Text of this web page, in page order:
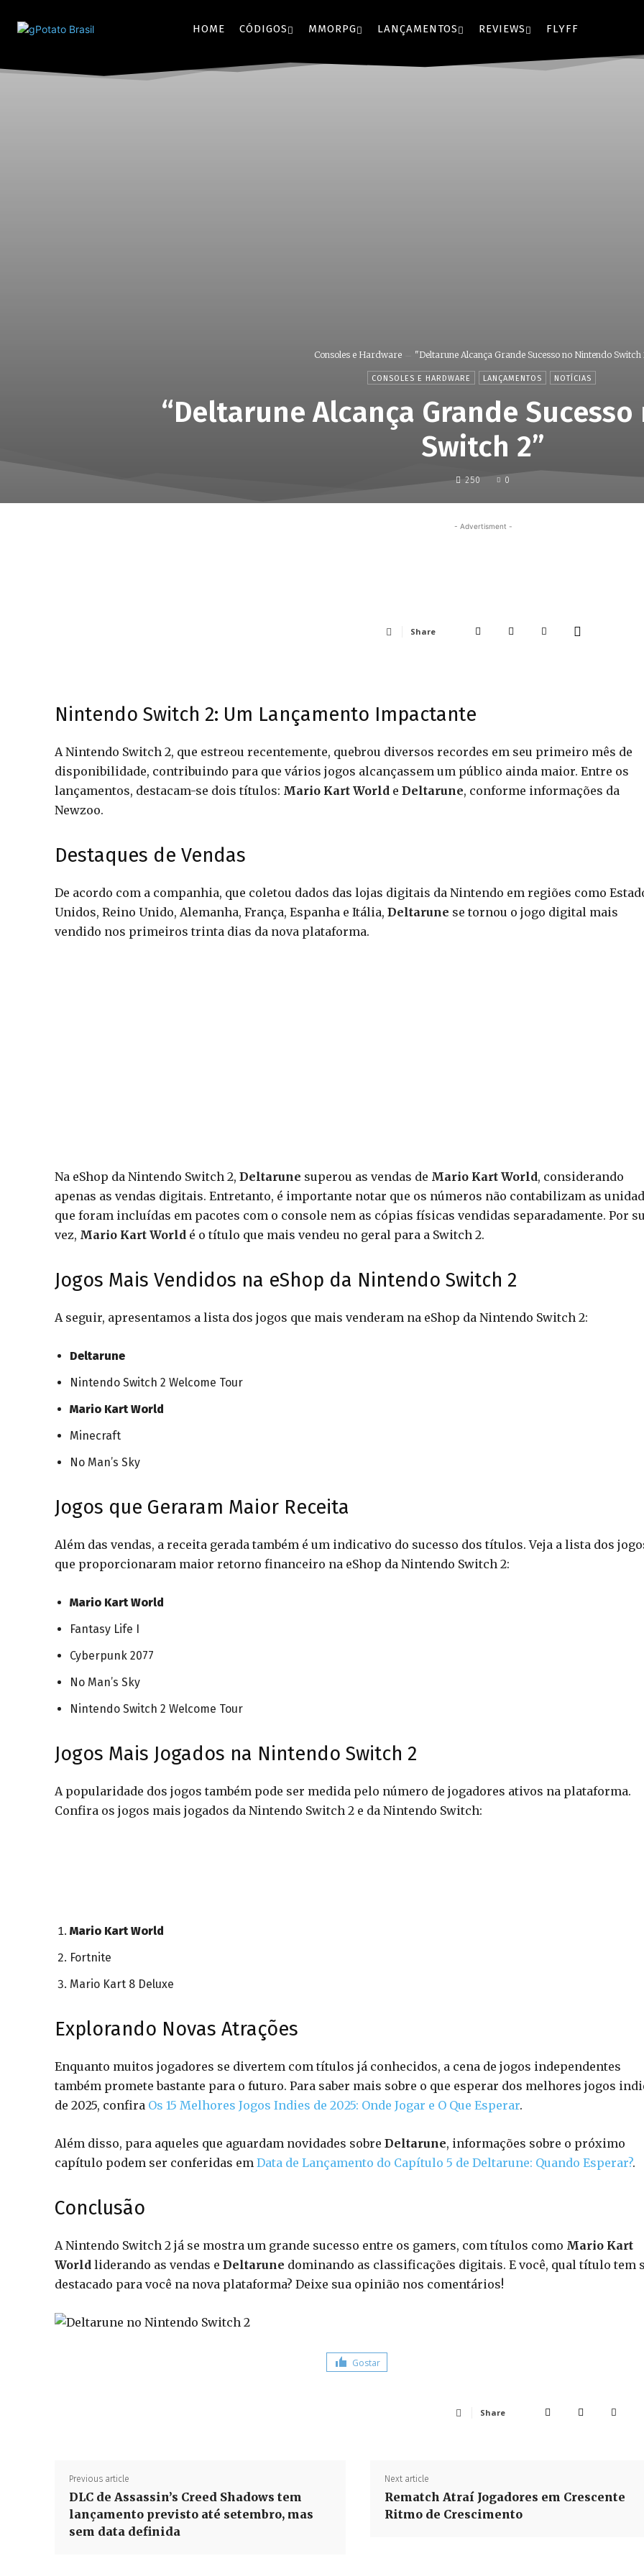
HOME CÓDIGOS MMORPG LANÇAMENTOS REVIEWS FLYFF
Consoles e Hardware "Deltarune Alcança Grande Sucesso no Nintendo Switch
CONSOLES E HARDWARE LANÇAMENTOS NOTÍCIAS
“Deltarune Alcança Grande
Switch 2”
250 0
- Advertisment -
Share
Nintendo Switch 2: Um Lançamento Impactante
A Nintendo Switch 2, que estreou recentemente, quebrou diversos recordes em seu primeiro mês de
disponibilidade, contribuindo para que vários jogos alcançassem um público ainda maior. Entre os
lançamentos, destacam-se dois títulos: Mario Kart World e Deltarune, conforme informações da
Newzoo.
Destaques de Vendas
De acordo com a companhia, que coletou dados das lojas digitais da Nintendo em regiões como
Unidos, Reino Unido, Alemanha, França, Espanha e Itália, Deltarune se tornou o jogo digital mais
vendido nos primeiros trinta dias da nova plataforma.
Na eShop da Nintendo Switch 2, Deltarune superou as vendas de Mario Kart World, considerando
apenas as vendas digitais. Entretanto, é importante notar que os números não contabilizam as
que foram incluídas em pacotes com o console nem as cópias físicas vendidas separadamente. Por
vez, Mario Kart World é o título que mais vendeu no geral para a Switch 2.
Jogos Mais Vendidos na eShop da Nintendo Switch 2
A seguir, apresentamos a lista dos jogos que mais venderam na eShop da Nintendo Switch 2:
Deltarune
Nintendo Switch 2 Welcome Tour
Mario Kart World
Minecraft
No Man’s Sky
Jogos que Geraram Maior Receita
Além das vendas, a receita gerada também é um indicativo do sucesso dos títulos. Veja a lista dos
que proporcionaram maior retorno financeiro na eShop da Nintendo Switch 2:
Mario Kart World
Fantasy Life I
Cyberpunk 2077
No Man’s Sky
Nintendo Switch 2 Welcome Tour
Jogos Mais Jogados na Nintendo Switch 2
A popularidade dos jogos também pode ser medida pelo número de jogadores ativos na plataforma.
Confira os jogos mais jogados da Nintendo Switch 2 e da Nintendo Switch:
Mario Kart World
Fortnite
Mario Kart 8 Deluxe
Explorando Novas Atrações
Enquanto muitos jogadores se divertem com títulos já conhecidos, a cena de jogos independentes
também promete bastante para o futuro. Para saber mais sobre o que esperar dos melhores jogos
de 2025, confira Os 15 Melhores Jogos Indies de 2025: Onde Jogar e O Que Esperar.
Além disso, para aqueles que aguardam novidades sobre Deltarune, informações sobre o próximo
capítulo podem ser conferidas em Data de Lançamento do Capítulo 5 de Deltarune: Quando Esperar?.
Conclusão
A Nintendo Switch 2 já se mostra um grande sucesso entre os gamers, com títulos como Mario Kart
World liderando as vendas e Deltarune dominando as classificações digitais. E você, qual título tem
destacado para você na nova plataforma? Deixe sua opinião nos comentários!
Gostar
Share
Previous article
DLC de Assassin’s Creed Shadows tem
lançamento previsto até setembro, mas
sem data definida
Next article
Rematch Atraí Jogadores em Crescente
Ritmo de Crescimento